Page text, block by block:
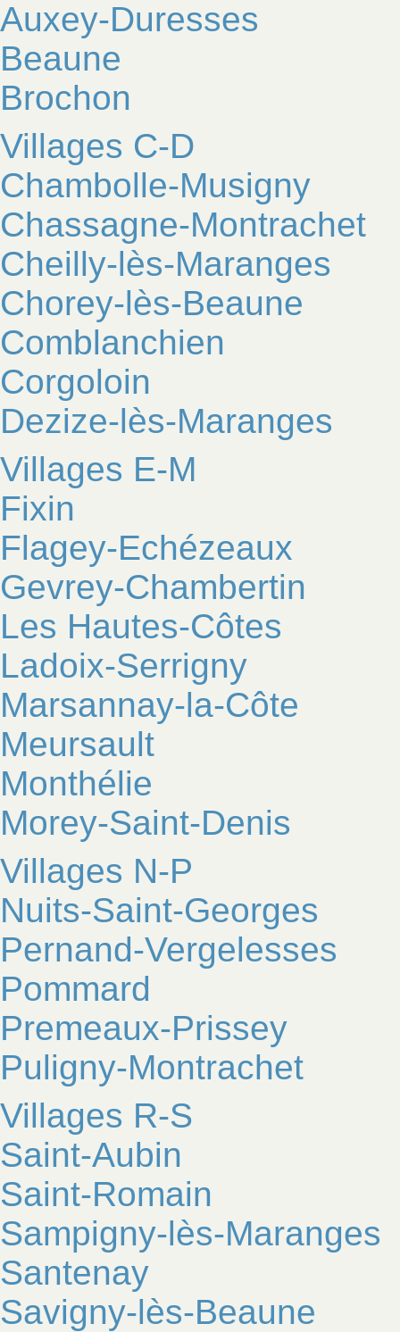
Auxey-Duresses
Beaune
Brochon
Villages C-D
Chambolle-Musigny
Chassagne-Montrachet
Cheilly-lès-Maranges
Chorey-lès-Beaune
Comblanchien
Corgoloin
Dezize-lès-Maranges
Villages E-M
Fixin
Flagey-Echézeaux
Gevrey-Chambertin
Les Hautes-Côtes
Ladoix-Serrigny
Marsannay-la-Côte
Meursault
Monthélie
Morey-Saint-Denis
Villages N-P
Nuits-Saint-Georges
Pernand-Vergelesses
Pommard
Premeaux-Prissey
Puligny-Montrachet
Villages R-S
Saint-Aubin
Saint-Romain
Sampigny-lès-Maranges
Santenay
Savigny-lès-Beaune